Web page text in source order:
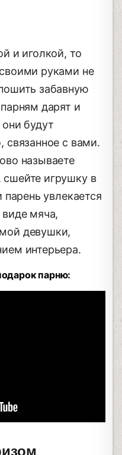
и иголкой, то
руками не
забавную
дарят и
будут
связанное с вами.
называете
игрушку в
парень увлекается
мяча,
девушки,
интерьера.
парню: